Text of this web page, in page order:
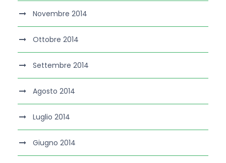
Novembre 2014
Ottobre 2014
Settembre 2014
Agosto 2014
Luglio 2014
Giugno 2014